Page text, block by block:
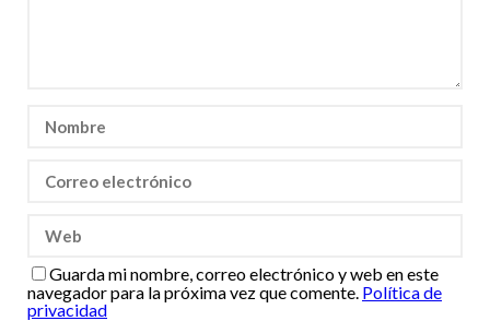
Guarda mi nombre, correo electrónico y web en este
navegador para la próxima vez que comente. Política de
privacidad